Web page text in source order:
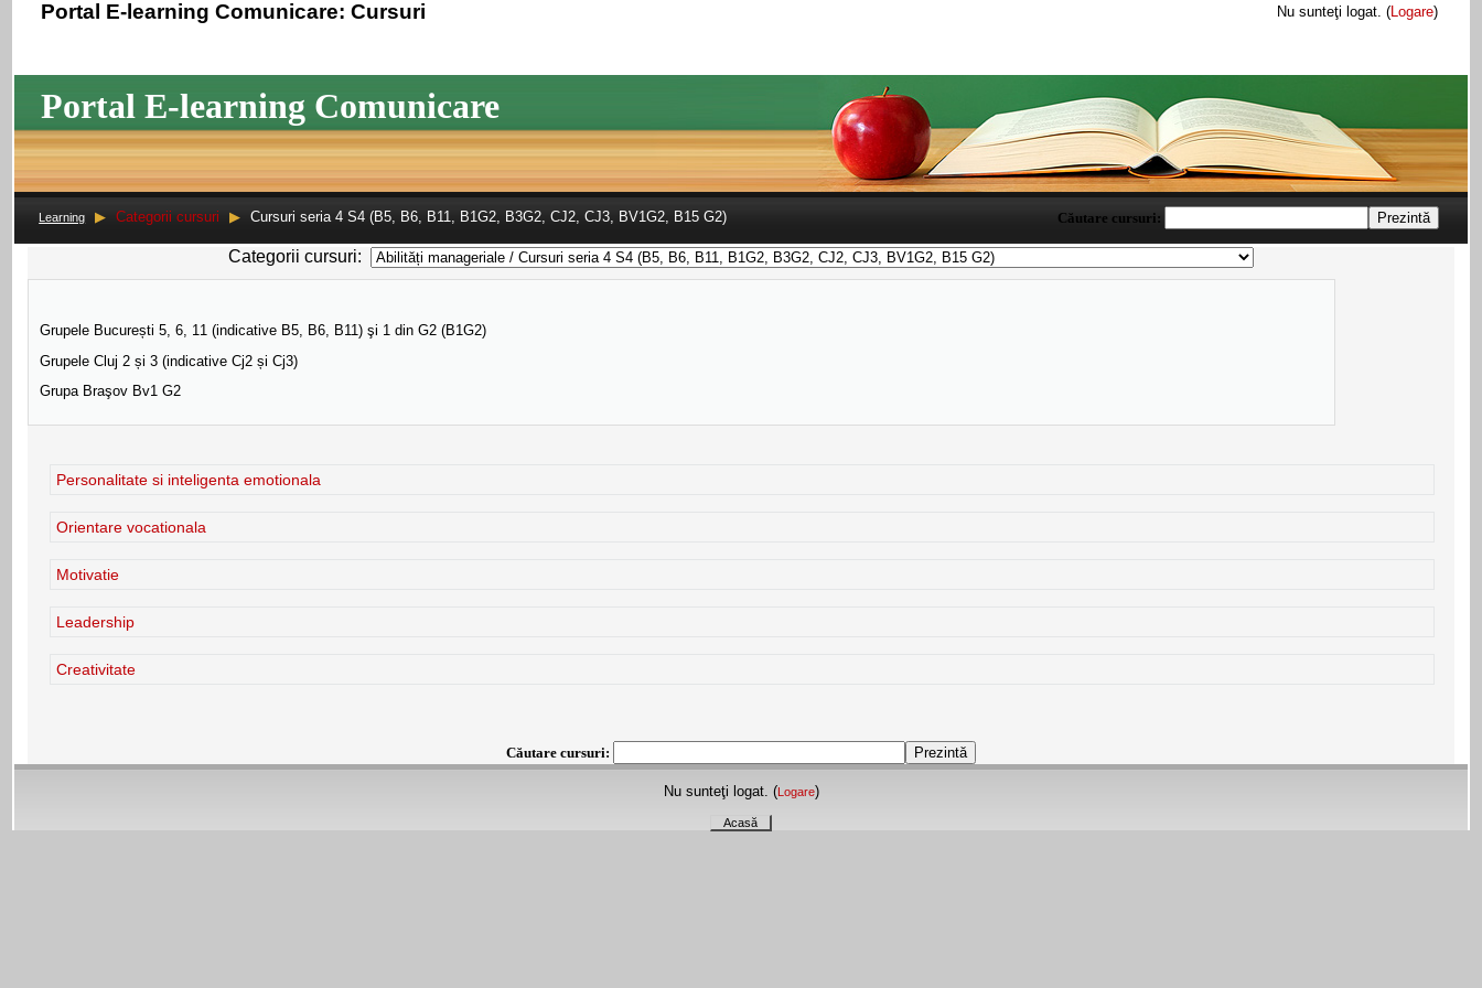
Portal E-learning Comunicare: Cursuri Nu sunteţi logat. (Logare)
Portal E-learning Comunicare
Learning ▶ Categorii cursuri ▶ Cursuri seria 4 S4 (B5, B6, B11, B1G2, B3G2, CJ2, CJ3, BV1G2, B15 G2) Căutare cursuri:
Categorii cursuri:
Grupele București 5, 6, 11 (indicative B5, B6, B11) şi 1 din G2 (B1G2)
Grupele Cluj 2 și 3 (indicative Cj2 și Cj3)
Grupa Braşov Bv1 G2
Personalitate si inteligenta emotionala
Orientare vocationala
Motivatie
Leadership
Creativitate
Căutare cursuri:
Nu sunteţi logat. (Logare)
Acasă